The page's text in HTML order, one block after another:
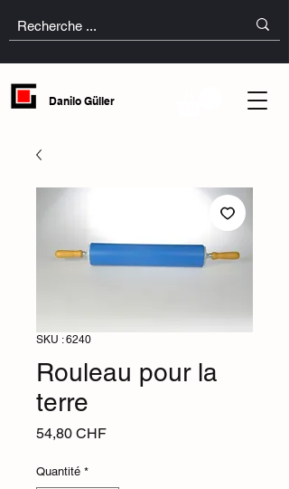
Danilo Güller
SKU : 6240
Rouleau pour la
terre
54,80 CHFPrix
Quantité *